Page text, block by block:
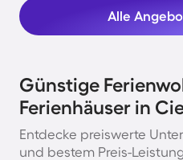
Alle
Günstige
Ferienhäuser in
Entdecke preiswerte
und bestem Preis-